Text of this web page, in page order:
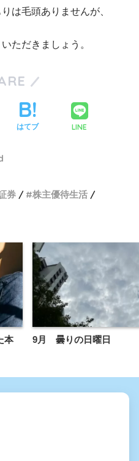
は毛頭ありませんが、
ただきましょう。
はてブ LINE
券
株主優待生活
本 9月 曇りの日曜日